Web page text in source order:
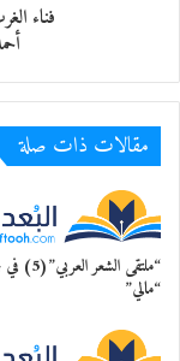
فناء الغرب
مقالات ذات صلة
“ملتقى
“مالي”